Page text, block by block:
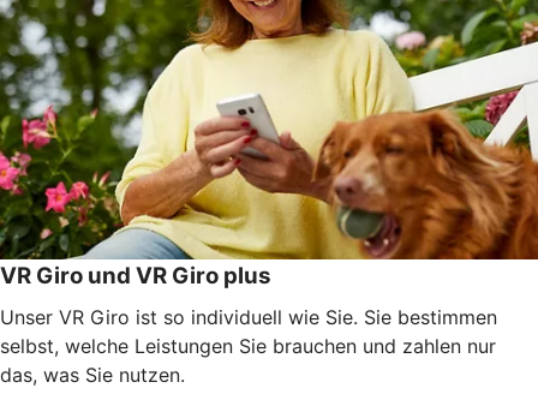
VR Giro und VR Giro plus
Unser VR Giro ist so individuell wie Sie. Sie bestimmen
selbst, welche Leistungen Sie brauchen und zahlen nur
das, was Sie nutzen.